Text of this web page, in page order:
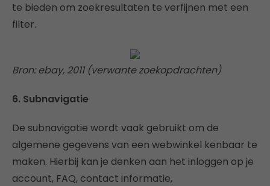
te bieden om zoekresultaten te verfijnen met een
filter.
Bron: ebay, 2011 (verwante zoekopdrachten)
6. Subnavigatie
De subnavigatie wordt vaak gebruikt om de
algemene gegevens van een webwinkel kenbaar te
maken. Hierbij kan je denken aan het inloggen op je
account, FAQ, contact informatie,